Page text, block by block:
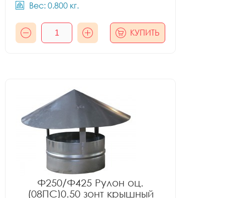
Вес: 0.800 кг.
КУПИТЬ
Ф250/Ф425 Рулон оц.
(08ПС)0.50 зонт крышный